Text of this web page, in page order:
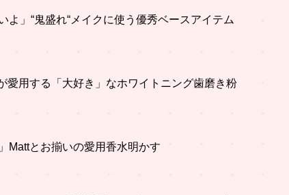
よ」“鬼盛れ“メイクに使う優秀ベースアイテム
愛用する「大好き」なホワイトニング歯磨き粉
Mattとお揃いの愛用香水明かす